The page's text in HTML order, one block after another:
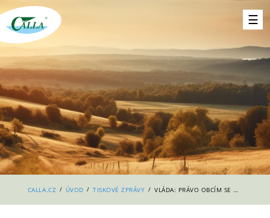
CALLA.CZ / ÚVOD / TISKOVÉ ZPRÁVY / VLÁDA: PRÁVO OBCÍM SE MUSÍ DOPRACOVAT!